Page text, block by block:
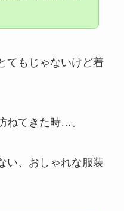
てもじゃないけど着
ねてきた時…。
い、おしゃれな服装